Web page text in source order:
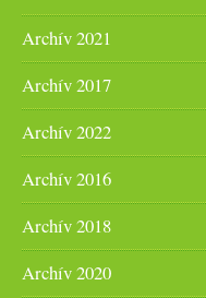
Archív 2021
Archív 2017
Archív 2022
Archív 2016
Archív 2018
Archív 2020